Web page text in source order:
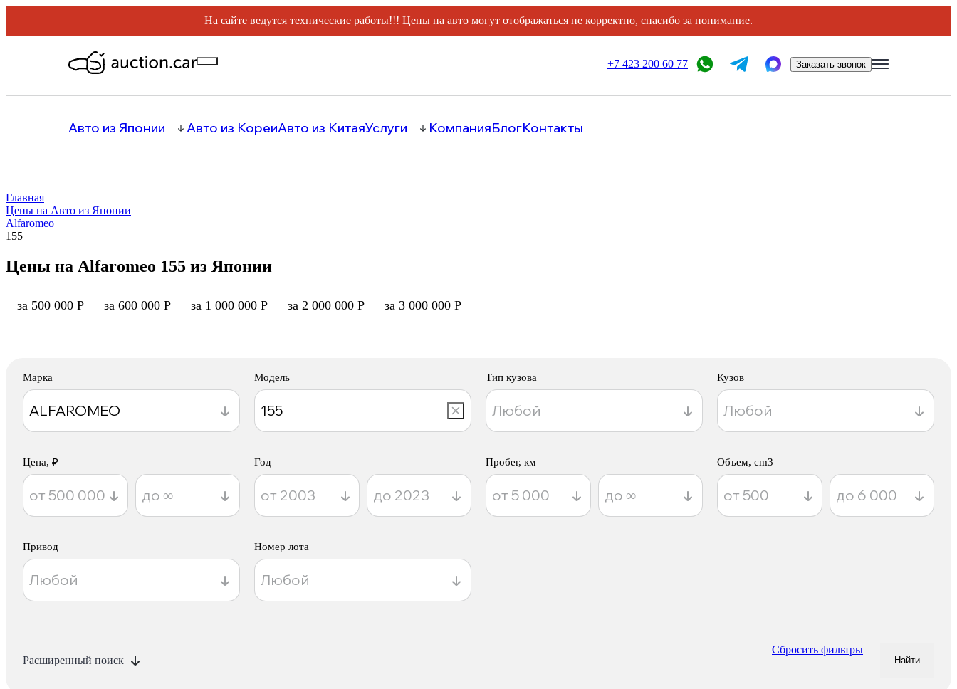
На сайте ведутся технические работы!!! Цены на авто могут отображаться не корректно, спасибо за понимание.
+7 423 200 60 77 Заказать звонок
Авто из Японии Авто из КореиАвто из КитаяУслуги КомпанияБлогКонтакты
Главная
Цены на Авто из Японии
Alfaromeo
155
Цены на Alfaromeo 155 из Японии
за 500 000 Р за 600 000 Р за 1 000 000 Р за 2 000 000 Р за 3 000 000 Р
Марка Модель Тип кузова Кузов
Цена, ₽ Год Пробег, км Объем, cm3
Привод Номер лота
Расширенный поиск
Сбросить фильтры
Найти